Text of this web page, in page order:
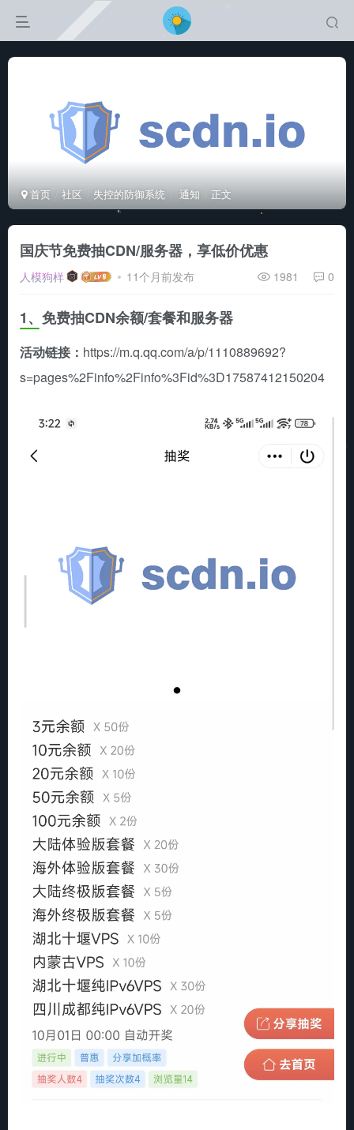
首页 社区 失控的防御系统 通知 正文
国庆节免费抽CDN/服务器，享低价优惠
人模狗样 11个月前发布 1981 0
1、免费抽CDN余额/套餐和服务器
活动链接： https://m.q.qq.com/a/p/1110889692?
s=pages%2Finfo%2Finfo%3Fid%3D17587412150204